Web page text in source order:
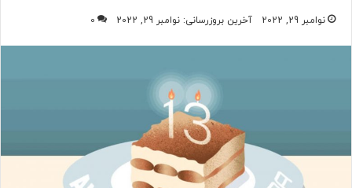
نوامبر 29, 2022 آخرین بروزرسانی: نوامبر 29, 2022 0